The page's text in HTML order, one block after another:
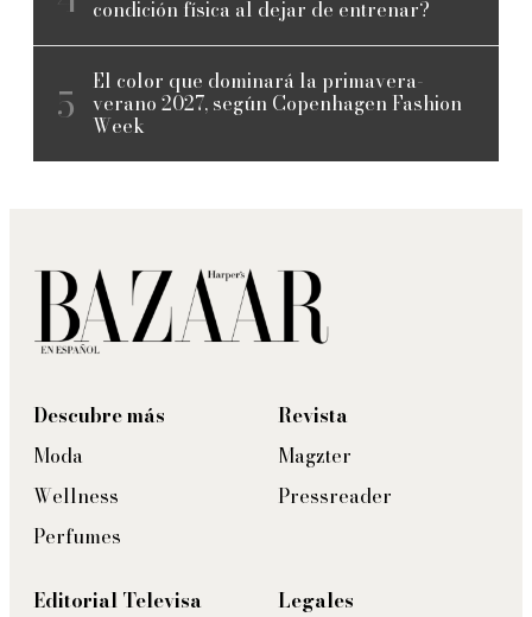
condición física al dejar de entrenar?
El color que dominará la primavera-
verano 2027, según Copenhagen Fashion
Week
Descubre más
Moda
Wellness
Perfumes
Revista
Magzter
Pressreader
Editorial Televisa
Legales